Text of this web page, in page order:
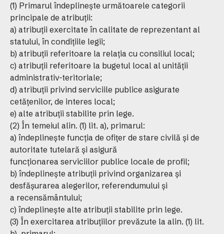
(1) Primarul îndeplineşte următoarele categorii
principale de atribuţii:
a) atribuţii exercitate în calitate de reprezentant al
statului, în condiţiile legii;
b) atribuţii referitoare la relaţia cu consiliul local;
c) atribuţii referitoare la bugetul local al unităţii
administrativ-teritoriale;
d) atribuţii privind serviciile publice asigurate
cetăţenilor, de interes local;
e) alte atribuţii stabilite prin lege.
(2) În temeiul alin. (1) lit. a), primarul:
a) îndeplineşte funcţia de ofiţer de stare civilă şi de
autoritate tutelară şi asigură
funcţionarea serviciilor publice locale de profil;
b) îndeplineşte atribuţii privind organizarea şi
desfăşurarea alegerilor, referendumului şi
a recensământului;
c) îndeplineşte alte atribuţii stabilite prin lege.
(3) În exercitarea atribuţiilor prevăzute la alin. (1) lit.